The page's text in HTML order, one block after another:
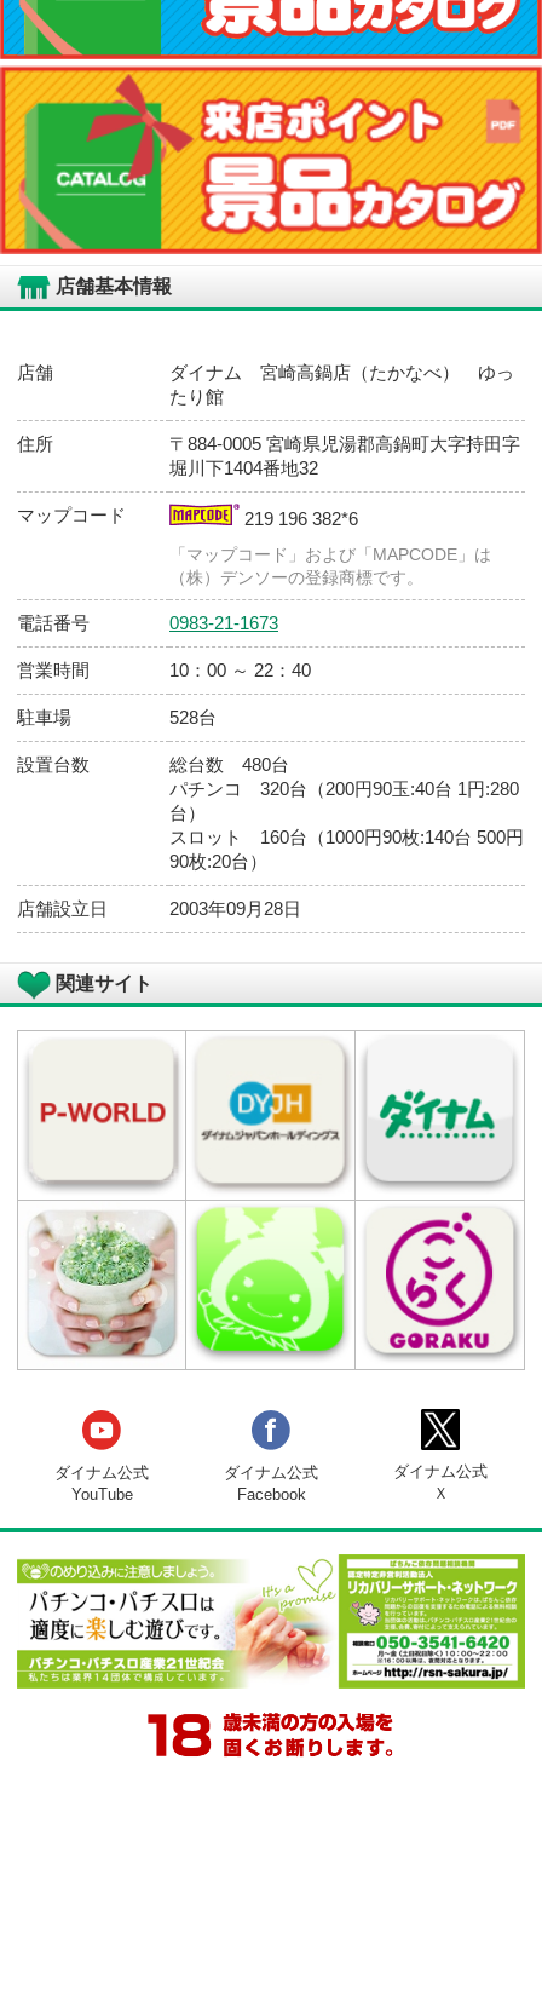
店舗基本情報
ダイナム 宮崎高鍋店（たかなべ） ゆ
たり館
住所 〒884-0005 宮崎県児湯郡高鍋町大字持田
堀川下1404番地32
マップコード
「マップコード」および「MAPCODE」は
（株）デンソーの登録商標です。
電話番号 0983-21-1673
駐車場 528台
設置台数 総台数 480台
パチンコ 320台（200円90玉:40台 1円
台）
スロット 160台（1000円90枚:140台
90枚:20台）
店舗設立日 2003年09月28日
関連サイト